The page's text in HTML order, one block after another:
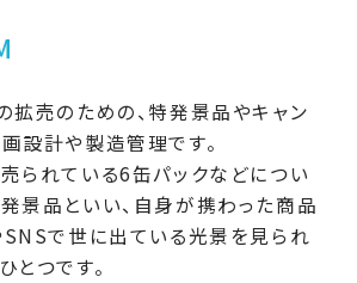
拡売のための、特発景品やキャン
設計や製造管理です。
られている6缶パックなどについ
景品といい、自身が携わった商品
で世に出ている光景を見られ
とつです。